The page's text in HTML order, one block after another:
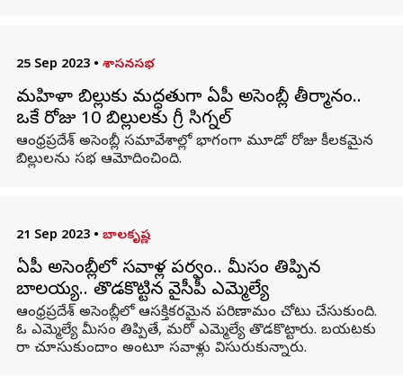
25 Sep 2023 • శాసనసభ
మహిళా బిల్లుకు మద్ధతుగా ఏపీ అసెంబ్లీ తీర్మానం..
ఒకే రోజు 10 బిల్లుల‌కు గ్రీన్ సిగ్నల్
ఆంధ్రప్రదేశ్ అసెంబ్లీ సమావేశాల్లో భాగంగా మూడో రోజు కీలకమైన
బిల్లులను సభ ఆమోదించింది.
21 Sep 2023 • బాలకృష్ణ
ఏపీ అసెంబ్లీలో సవాళ్ల పర్వం.. మీసం తిప్పిన
బాలయ్య.. తొడకొట్టిన వైసీపీ ఎమ్మెల్యే
ఆంధ్రప్రదేశ్ అసెంబ్లీలో ఆసక్తికరమైన పరిణామం చోటు చేసుకుంది.
ఓ ఎమ్మెల్యే మీసం తిప్పితే, మరో ఎమ్మెల్యే తొడకొట్టారు. బయటకు
రా చూసుకుందాం అంటూ సవాళ్లు విసురుకున్నారు.